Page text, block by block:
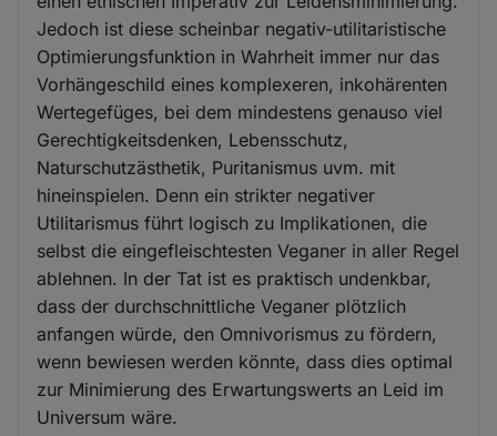
Jedoch ist diese scheinbar negativ-utilitaristische
Optimierungsfunktion in Wahrheit immer nur das
Vorhängeschild eines komplexeren, inkohärenten
Wertegefüges, bei dem mindestens genauso viel
Gerechtigkeitsdenken, Lebensschutz,
Naturschutzästhetik, Puritanismus uvm. mit
hineinspielen. Denn ein strikter negativer
Utilitarismus führt logisch zu Implikationen, die
selbst die eingefleischtesten Veganer in aller Regel
ablehnen. In der Tat ist es praktisch undenkbar,
dass der durchschnittliche Veganer plötzlich
anfangen würde, den Omnivorismus zu fördern,
wenn bewiesen werden könnte, dass dies optimal
zur Minimierung des Erwartungswerts an Leid im
Universum wäre.